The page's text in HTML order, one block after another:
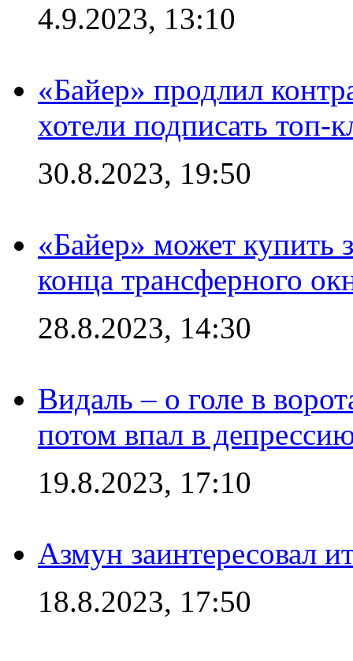
4.9.2023, 13:10
«Байер» продлил
хотели подписать
30.8.2023, 19:50
«Байер» может купить
конца трансферного
28.8.2023, 14:30
Видаль – о голе в
потом впал в
19.8.2023, 17:10
Азмун заинтересовал
18.8.2023, 17:50